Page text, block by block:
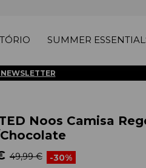
SUMMER
Noos Camisa
49,99 €
-30%